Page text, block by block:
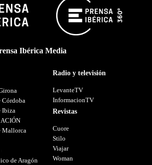
Ibérica Media
Córdoba
Ibiza
Mallorca
de Aragón
Radio y televisión
LevanteTV
InformacionTV
Revistas
Cuore
Stilo
Viajar
Woman